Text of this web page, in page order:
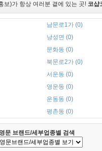
보)가 항상 여러분 곁에 있는 곳! 코샵
남문로1가 (0)
낭성면 (0)
문화동 (0)
북문로2가 (0)
서운동 (0)
영운동 (0)
운동동 (0)
평촌동 (0)
영문 브랜드/세부업종별 검색